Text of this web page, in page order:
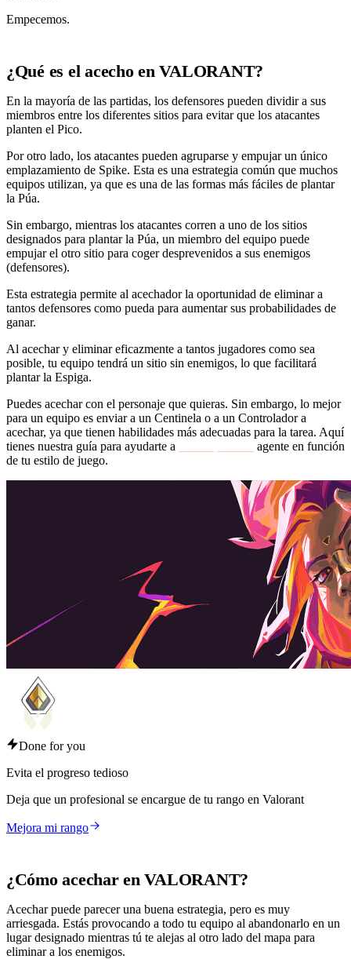
Empecemos.
¿Qué es el acecho en VALORANT?
En la mayoría de las partidas, los defensores pueden dividir a sus
miembros entre los diferentes sitios para evitar que los atacantes
planten el Pico.
Por otro lado, los atacantes pueden agruparse y empujar un único
emplazamiento de Spike. Esta es una estrategia común que muchos
equipos utilizan, ya que es una de las formas más fáciles de plantar
la Púa.
Sin embargo, mientras los atacantes corren a uno de los sitios
designados para plantar la Púa, un miembro del equipo puede
empujar el otro sitio para coger desprevenidos a sus enemigos
(defensores).
Esta estrategia permite al acechador la oportunidad de eliminar a
tantos defensores como pueda para aumentar sus probabilidades de
ganar.
Al acechar y eliminar eficazmente a tantos jugadores como sea
posible, tu equipo tendrá un sitio sin enemigos, lo que facilitará
plantar la Espiga.
Puedes acechar con el personaje que quieras. Sin embargo, lo mejor
para un equipo es enviar a un Centinela o a un Controlador a
acechar, ya que tienen habilidades más adecuadas para la tarea. Aquí
tienes nuestra guía para ayudarte a
agente en función
de tu estilo de juego.
Done for you
Evita el progreso tedioso
Deja que un profesional se encargue de tu rango en Valorant
Mejora mi rango
¿Cómo acechar en VALORANT?
Acechar puede parecer una buena estrategia, pero es muy
arriesgada. Estás provocando a todo tu equipo al abandonarlo en un
lugar designado mientras tú te alejas al otro lado del mapa para
eliminar a los enemigos.